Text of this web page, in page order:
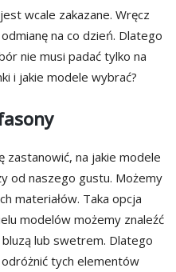
wcale zakazane. Wręcz
na co dzień. Dlatego
nie musi padać tylko na
i jakie modele wybrać?
zastanowić, na jakie modele
od naszego gustu. Możemy
materiałów. Taka opcja
modelów możemy znaleźć
lub swetrem. Dlatego
tych elementów